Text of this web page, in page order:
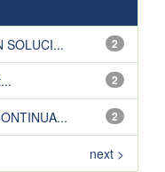
2
SOLUCI...
2
2
next >